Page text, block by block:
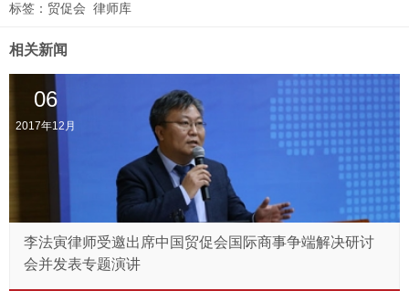
标签： 贸促会 律师库
相关新闻
06
2017年12月
李法寅律师受邀出席中国贸促会国际商事争端解决研讨
会并发表专题演讲